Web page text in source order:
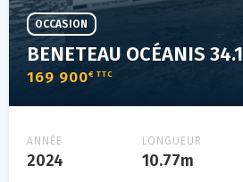
BENETEAU OCÉANIS 34.1
169 900€ TTC
OCCASION
ANNÉE
2024
LONGUEUR
10.77m